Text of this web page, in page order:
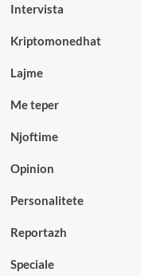
Intervista
Kriptomonedhat
Lajme
Me teper
Njoftime
Opinion
Personalitete
Reportazh
Speciale